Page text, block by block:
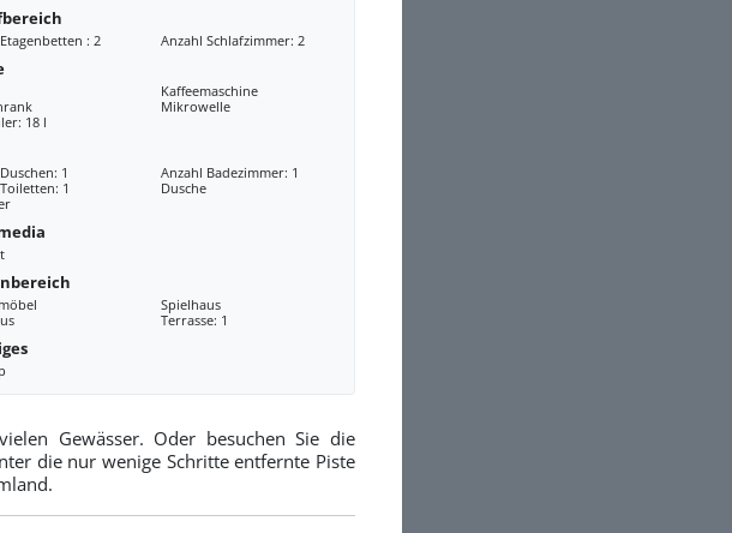
: 2 Anzahl Schlafzimmer: 2
Kaffeemaschine
Mikrowelle
18 l
1
Anzahl Badezimmer: 1
1
Dusche
Spielhaus
Terrasse: 1
Gewässer. Oder besuchen Sie die
die nur wenige Schritte entfernte Piste